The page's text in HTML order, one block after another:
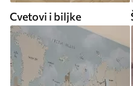
Cvetovi i biljke